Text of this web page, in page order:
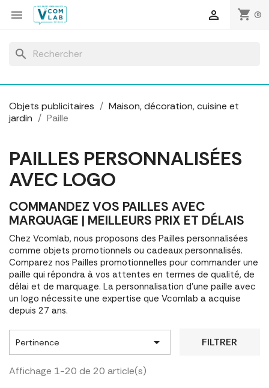
 shopping_cart (0)

search
Objets publicitaires
Maison, décoration, cuisine et
jardin
Paille
PAILLES PERSONNALISÉES
AVEC LOGO
COMMANDEZ VOS PAILLES AVEC
MARQUAGE | MEILLEURS PRIX ET DÉLAIS
Chez Vcomlab, nous proposons des Pailles personnalisées
comme objets promotionnels ou cadeaux personnalisés.
Comparez nos Pailles promotionnelles pour commander une
paille qui répondra à vos attentes en termes de qualité, de
délai et de marquage. La personnalisation d'une paille avec
un logo nécessite une expertise que Vcomlab a acquise
depuis 27 ans.
Pertinence  FILTRER
Affichage 1-20 de 20 article(s)
Panneau de gestion des cookies